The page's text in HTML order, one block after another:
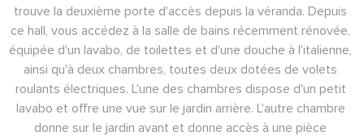
trouve la deuxième porte d'accès depuis la véranda. Depuis
ce hall, vous accédez à la salle de bains récemment rénovée,
équipée d'un lavabo, de toilettes et d'une douche à l'italienne,
ainsi qu'à deux chambres, toutes deux dotées de volets
roulants électriques. L'une des chambres dispose d'un petit
lavabo et offre une vue sur le jardin arrière. L'autre chambre
donne sur le jardin avant et donne accès à une pièce